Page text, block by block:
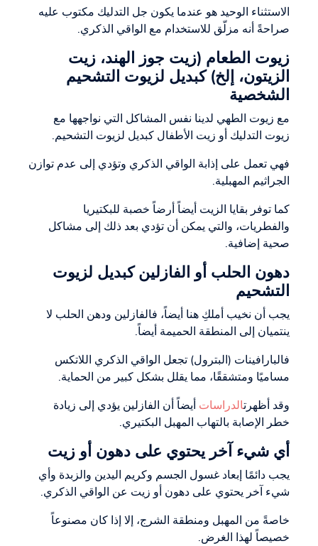
الاستثناء الوحيد هو عندما يكون جل التدليك مكتوب عليه
صراحةً أنه مزلّق للاستخدام مع الواقي الذكري.
زيوت الطعام (زيت جوز الهند، زيت
الزيتون، إلخ) كبديل لزيوت التشحيم
الشخصية
مع زيوت الطهي لدينا نفس المشاكل التي نواجهها مع
زيوت التدليك أو زيت الأطفال كبديل لزيوت التشحيم.
فهي تعمل على إذابة الواقي الذكري وتؤدي إلى عدم توازن
الجراثيم المهبلية.
كما توفر بقايا الزيت أيضاً أرضاً خصبة للبكتيريا
والفطريات، والتي يمكن أن تؤدي بعد ذلك إلى مشاكل
صحية إضافية.
دهون الحلب أو الفازلين كبديل لزيوت
التشحيم
يجب أن نخيب أملكِ هنا أيضاً، فالفازلين ودهن الحلب لا
ينتميان إلى المنطقة الحميمة أيضاً.
فالبارافينات (البترول) تجعل الواقي الذكري اللاتكس
مساميًا ومتشققًا، مما يقلل بشكل كبير من الحماية.
وقد أظهرتالدراسات أيضاً أن الفازلين يؤدي إلى زيادة
خطر الإصابة بالتهاب المهبل البكتيري.
أي شيء آخر يحتوي على دهون أو زيت
يجب دائمًا إبعاد غسول الجسم وكريم اليدين والزبدة وأي
شيء آخر يحتوي على دهون أو زيت عن الواقي الذكري.
خاصةً من المهبل ومنطقة الشرج، إلا إذا كان مصنوعاً
خصيصاً لهذا الغرض.